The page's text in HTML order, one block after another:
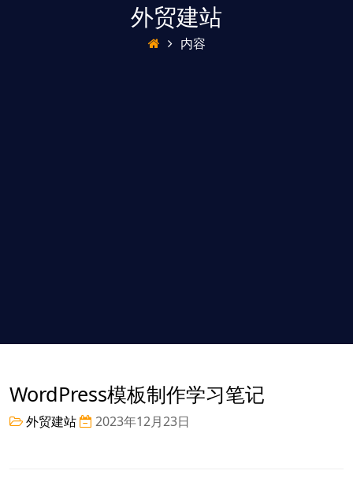
外贸建站
内容
WordPress模板制作学习笔记
外贸建站 2023年12月23日